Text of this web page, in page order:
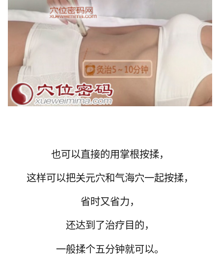
也可以直接的用掌根按揉，
这样可以把关元穴和气海穴一起按揉，
省时又省力，
还达到了治疗目的，
一般揉个五分钟就可以。